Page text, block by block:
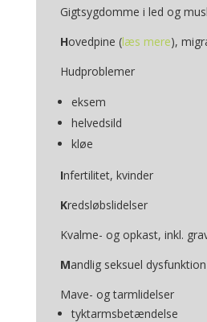
Gigtsygdomme i led og
Hovedpine (læs mere),
Hudproblemer
eksem
helvedsild
kløe
Infertilitet, kvinder
Kredsløbslidelser
Kvalme- og opkast, inkl.
Mandlig seksuel dysfunktion
Mave- og tarmlidelser
tyktarmsbetændelse